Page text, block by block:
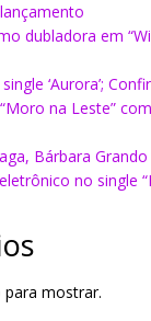
dubladora em
‘Aurora’;
na Leste”
Bárbara
no single
mostrar.